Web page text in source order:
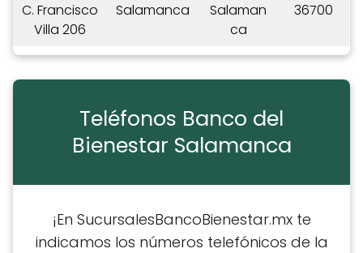
C. Francisco
Villa 206
Salamanca
Salaman
ca
36700
Teléfonos Banco del
Bienestar Salamanca
¡En SucursalesBancoBienestar.mx te
indicamos los números telefónicos de la